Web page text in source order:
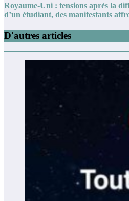
Royaume-Uni : tensions après la
d’un étudiant, des manifestants
D'autres articles